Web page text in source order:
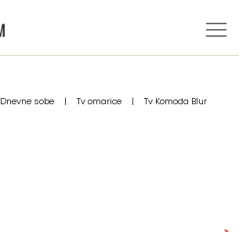
Dnevne sobe | Tv omarice | Tv Komoda Blur